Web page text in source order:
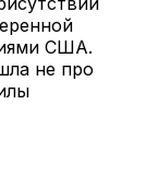
США.
не про